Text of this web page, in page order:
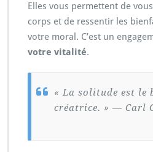
Elles vous permettent de
corps et de ressentir les
votre moral. C’est un
votre vitalité.
« La solitude est le
créatrice. » — Carl